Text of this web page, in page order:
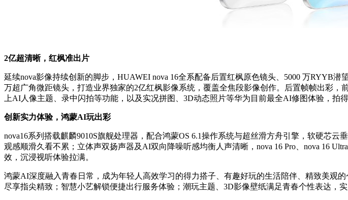
2亿超清晰，红枫准出片
延续nova影像持续创新的脚步，HUAWEI nova 16全系配备后置红枫原色镜头、5000 万RYYB潜
万超广角微距镜头，打造业界独家的2亿红枫影像系统，覆盖全焦段影像创作。后置帧帧出彩
上AI人像主题、录中闪拍等功能，以及实况拼图、3D动态照片等华为目前最全AI修图体验， 拍
创新实力体验，鸿蒙AI玩出彩
nova16系列搭载麒麟9010S旗舰处理器，配合鸿蒙OS 6.1操作系统与超丝滑方舟引擎，软硬芯
观感顺滑久看不累；立体声双扬声器及AI双向降噪听感均衡人声清晰，nova 16 Pro、nova 16
效，沉浸视听体验拉满。
鸿蒙AI深度融入青春日常，成为年轻人高效学习的得力搭子、有趣好玩的生活陪伴、精致美观
尽享指尖精致；智慧小艺解锁便捷出行服务体验；潮玩主题、3D影像壁纸满足青春个性表达，实